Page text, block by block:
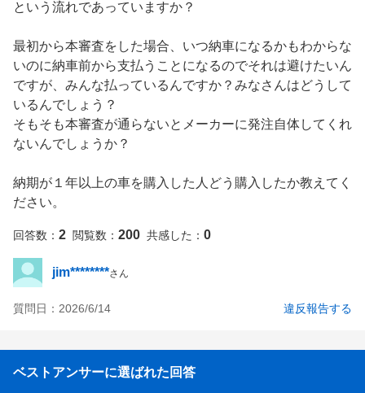
という流れであっていますか？
最初から本審査をした場合、いつ納車になるかもわからな
いのに納車前から支払うことになるのでそれは避けたいん
ですが、みんな払っているんですか？みなさんはどうして
いるんでしょう？
そもそも本審査が通らないとメーカーに発注自体してくれ
ないんでしょうか？
納期が１年以上の車を購入した人どう購入したか教えてく
ださい。
回答数： 2 閲覧数： 200 共感した： 0
jim********さん
質問日： 2026/6/14 違反報告する
ベストアンサーに選ばれた回答